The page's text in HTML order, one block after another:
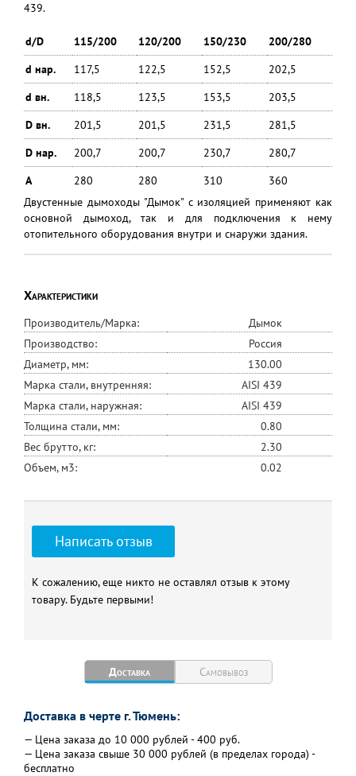
439.
d/D 115/200 120/200 150/230
200/280
d нар.
117,5 122,5 152,5
202,5
d вн.
118,5 123,5 153,5
203,5
D вн.
201,5 201,5 231,5
281,5
D нар.
200,7 200,7 230,7
280,7
A
280 280 310
360
Двустенные дымоходы "Дымок" с изоляцией применяют как
основной дымоход, так и для подключения к нему
отопительного оборудования внутри и снаружи здания.
Характеристики
Производитель/Марка:
Дымок
Производство:
Россия
Диаметр, мм:
130.00
Марка стали, внутренняя:
AISI 439
Марка стали, наружная:
AISI 439
Толщина стали, мм:
0.80
Вес брутто, кг:
2.30
Объем, м3:
0.02
Написать отзыв
К сожалению, еще никто не оставлял отзыв к этому
товару. Будьте первыми!
Доставка Самовывоз
Доставка в черте г. Тюмень:
— Цена заказа до 10 000 рублей - 400 руб.
— Цена заказа свыше 30 000 рублей (в пределах города) -
бесплатно